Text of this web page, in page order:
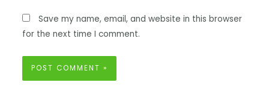
Save my name, email, and website in this browser
for the next time I comment.